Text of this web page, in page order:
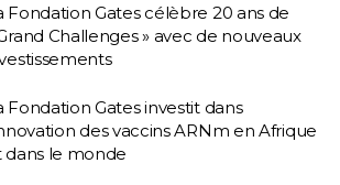
Fondation Gates célèbre 20 ans de
Challenges » avec de nouveaux
Fondation Gates investit dans
des vaccins ARNm en Afrique
dans le monde